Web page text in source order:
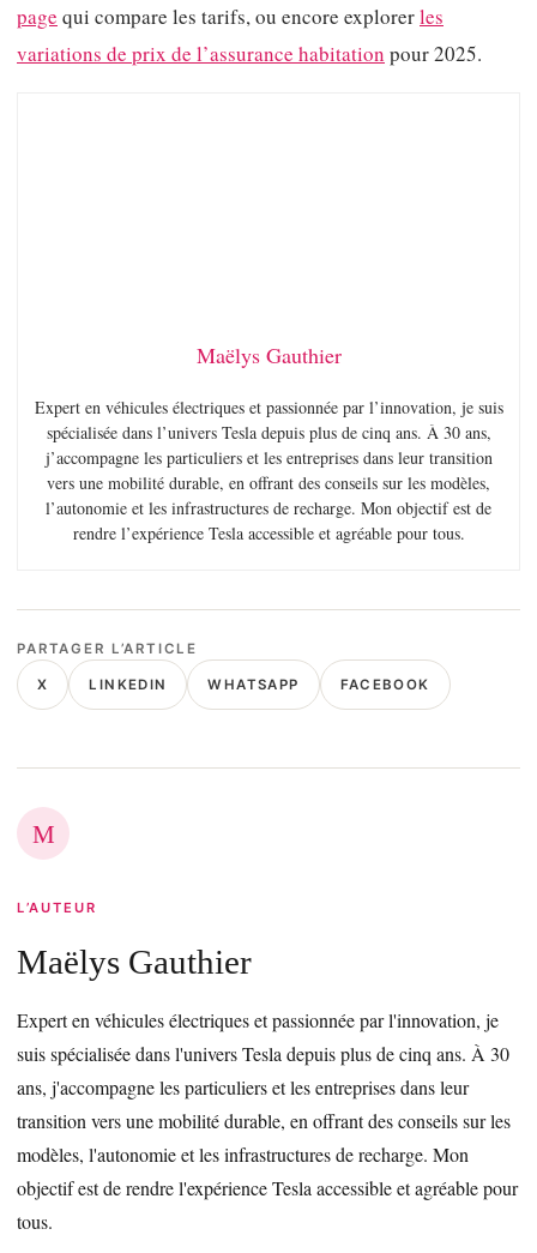
page qui compare les tarifs, ou encore explorerles
variations de prix de l’assurance habitation pour 2025.
Maëlys Gauthier
Expert en véhicules électriques et passionnée par l’innovation, je suis
spécialisée dans l’univers Tesla depuis plus de cinq ans. À 30 ans,
j’accompagne les particuliers et les entreprises dans leur transition
vers une mobilité durable, en offrant des conseils sur les modèles,
l’autonomie et les infrastructures de recharge. Mon objectif est de
rendre l’expérience Tesla accessible et agréable pour tous.
PARTAGER L’ARTICLE
X LINKEDIN WHATSAPP FACEBOOK
M
L’AUTEUR
Maëlys Gauthier
Expert en véhicules électriques et passionnée par l'innovation, je
suis spécialisée dans l'univers Tesla depuis plus de cinq ans. À 30
ans, j'accompagne les particuliers et les entreprises dans leur
transition vers une mobilité durable, en offrant des conseils sur les
modèles, l'autonomie et les infrastructures de recharge. Mon
objectif est de rendre l'expérience Tesla accessible et agréable pour
tous.